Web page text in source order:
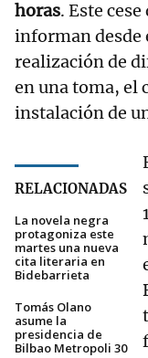
horas. Este
informan desde
realización de
en una toma, el
instalación de
RELACIONADAS
La novela negra
protagoniza este
martes una nueva
cita literaria en
Bidebarrieta
Tomás Olano
asume la
presidencia de
Bilbao Metropoli 30